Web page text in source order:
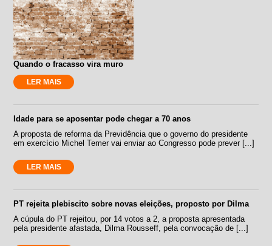
Quando o fracasso vira muro
LER MAIS
Idade para se aposentar pode chegar a 70 anos
A proposta de reforma da Previdência que o governo do presidente
em exercício Michel Temer vai enviar ao Congresso pode prever [...]
LER MAIS
PT rejeita plebiscito sobre novas eleições, proposto por Dilma
A cúpula do PT rejeitou, por 14 votos a 2, a proposta apresentada
pela presidente afastada, Dilma Rousseff, pela convocação de [...]